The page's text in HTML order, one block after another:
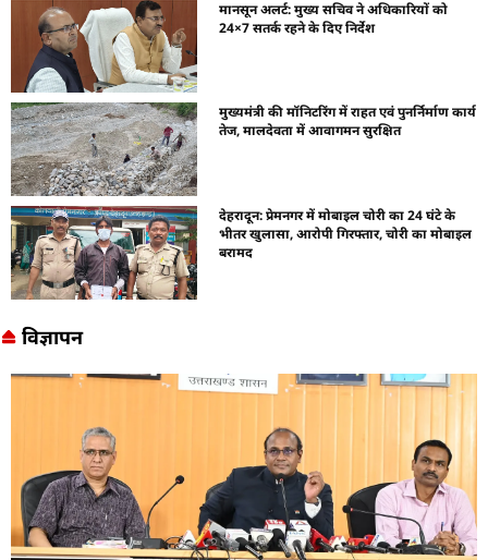
मानसून अलर्ट: मुख्य सचिव ने अधिकारियों को
24×7 सतर्क रहने के दिए निर्देश
मुख्यमंत्री की मॉनिटरिंग में राहत एवं पुनर्निर्माण कार्य
तेज, मालदेवता में आवागमन सुरक्षित
देहरादून: प्रेमनगर में मोबाइल चोरी का 24 घंटे के
भीतर खुलासा, आरोपी गिरफ्तार, चोरी का मोबाइल
बरामद
विज्ञापन